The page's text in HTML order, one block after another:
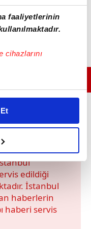
faaliyetlerinin
cihazlarını
özel
Bunu yaparken
deneyimi sunmak
adına
ve bu noktada,
noktasında tek gelir
isteriz.
izin vermedikleri
bulunan hiçbir
müdahalede
İhlas
Ajansı
edildiği
İstanbul
haberlerin
haberi servis